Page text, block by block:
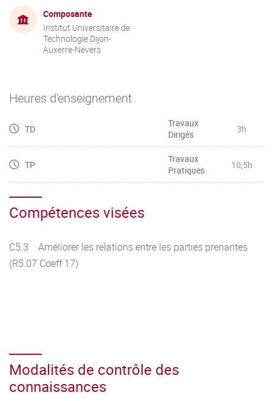
Composante
Institut Universitaire de
Technologie Dijon-
Auxerre-Nevers
Heures d'enseignement
TD
Travaux
Dirigés
3h
TP
Travaux
Pratiques
10,5h
Compétences visées
C5.3 Améliorer les relations entre les parties prenantes
(R5.07 Coeff 17)
Modalités de contrôle des
connaissances